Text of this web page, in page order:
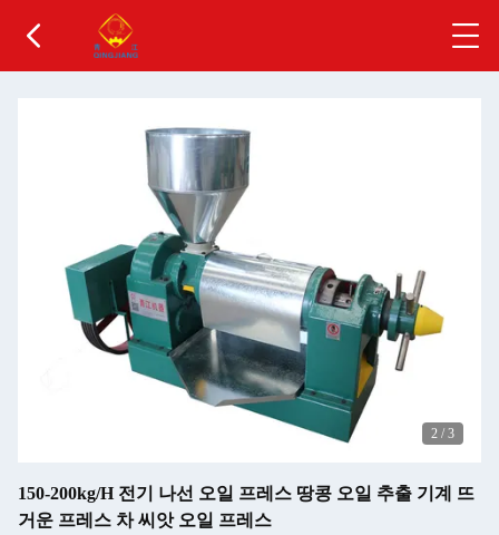
2 / 3
150-200kg/H 전기 나선 오일 프레스 땅콩 오일 추출 기계 뜨
거운 프레스 차 씨앗 오일 프레스